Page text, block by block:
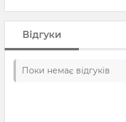
Відгуки
Поки немає відгуків